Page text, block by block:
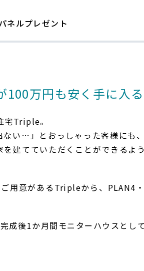
ネルプレゼント
万円も安く手に入る
宅Triple。
い…」とおっしゃった客様にも
建てていただくことができるよ
用意があるTripleから、PLAN4
成後1か月間モニターハウスとし